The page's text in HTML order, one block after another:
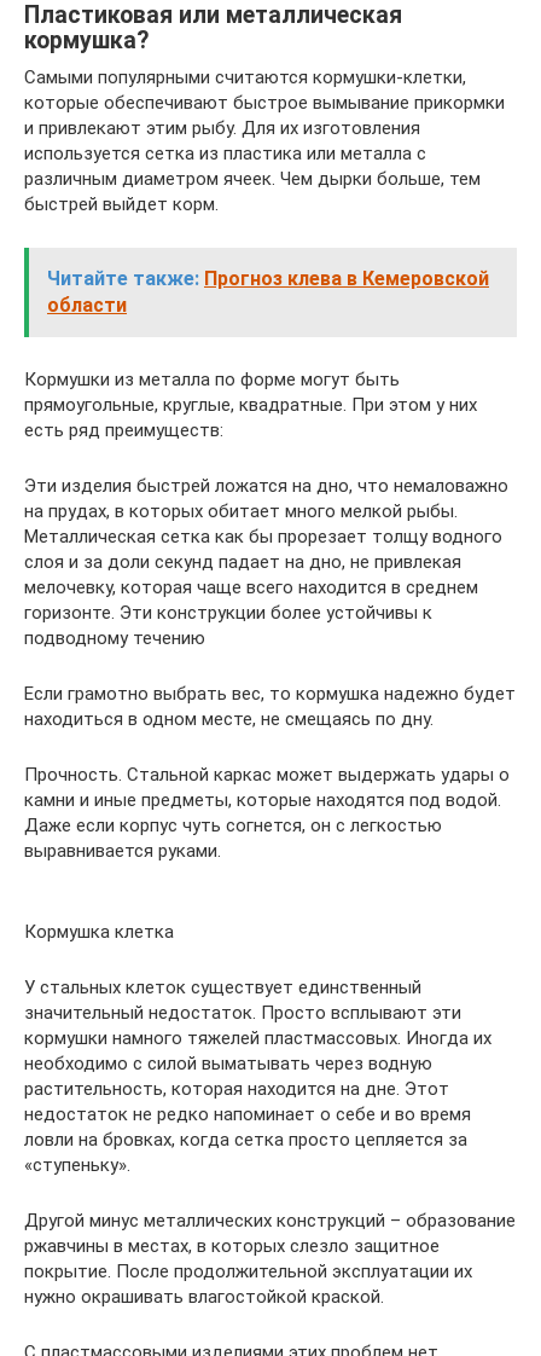
Пластиковая или металлическая
кормушка?
Самыми популярными считаются кормушки-клетки,
которые обеспечивают быстрое вымывание прикормки
и привлекают этим рыбу. Для их изготовления
используется сетка из пластика или металла с
различным диаметром ячеек. Чем дырки больше, тем
быстрей выйдет корм.
Читайте также: Прогноз клева в Кемеровской
области
Кормушки из металла по форме могут быть
прямоугольные, круглые, квадратные. При этом у них
есть ряд преимуществ:
Эти изделия быстрей ложатся на дно, что немаловажно
на прудах, в которых обитает много мелкой рыбы.
Металлическая сетка как бы прорезает толщу водного
слоя и за доли секунд падает на дно, не привлекая
мелочевку, которая чаще всего находится в среднем
горизонте. Эти конструкции более устойчивы к
подводному течению
Если грамотно выбрать вес, то кормушка надежно будет
находиться в одном месте, не смещаясь по дну.
Прочность. Стальной каркас может выдержать удары о
камни и иные предметы, которые находятся под водой.
Даже если корпус чуть согнется, он с легкостью
выравнивается руками.
Кормушка клетка
У стальных клеток существует единственный
значительный недостаток. Просто всплывают эти
кормушки намного тяжелей пластмассовых. Иногда их
необходимо с силой выматывать через водную
растительность, которая находится на дне. Этот
недостаток не редко напоминает о себе и во время
ловли на бровках, когда сетка просто цепляется за
«ступеньку».
Другой минус металлических конструкций – образование
ржавчины в местах, в которых слезло защитное
покрытие. После продолжительной эксплуатации их
нужно окрашивать влагостойкой краской.